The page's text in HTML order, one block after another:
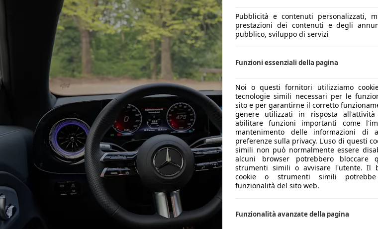
Pubblicità e contenuti personalizzati,
prestazioni dei contenuti e degli
pubblico, sviluppo di servizi
Funzioni essenziali della pagina
Noi o questi fornitori utilizziamo
tecnologie simili necessari per le
sito e per garantirne il corretto
genere utilizzati in risposta
abilitare funzioni importanti come
mantenimento delle informazioni di
preferenze sulla privacy. L'uso di questi
simili non può normalmente essere
alcuni browser potrebbero bloccare
strumenti simili o avvisare l'utente. Il
cookie o strumenti simili
funzionalità del sito web.
Funzionalità avanzate della pagina